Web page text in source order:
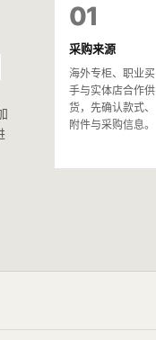
01
采购来源
海外专柜、职业买
手与实体店合作供
货，先确认款式、
附件与采购信息。